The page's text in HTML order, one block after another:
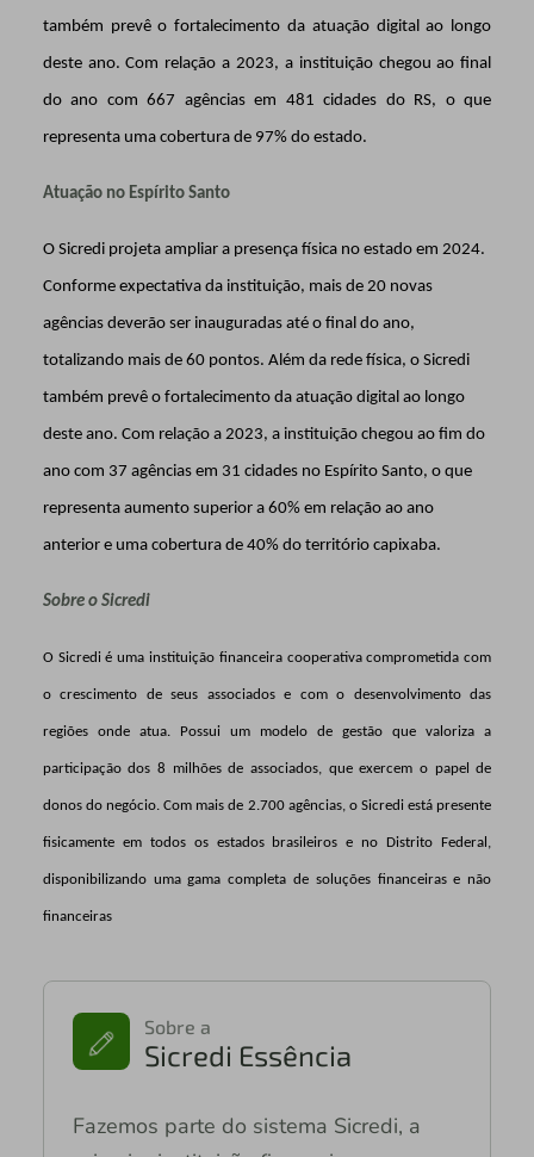
também prevê o fortalecimento da atuação digital ao longo
deste ano. Com relação a 2023, a instituição chegou ao final
do ano com 667 agências em 481 cidades do RS, o que
representa uma cobertura de 97% do estado.
Atuação no Espírito Santo
O Sicredi projeta ampliar a presença física no estado em 2024.
Conforme expectativa da instituição, mais de 20 novas
agências deverão ser inauguradas até o final do ano,
totalizando mais de 60 pontos. Além da rede física, o Sicredi
também prevê o fortalecimento da atuação digital ao longo
deste ano. Com relação a 2023, a instituição chegou ao fim do
ano com 37 agências em 31 cidades no Espírito Santo, o que
representa aumento superior a 60% em relação ao ano
anterior e uma cobertura de 40% do território capixaba.
Sobre o Sicredi
O Sicredi é uma instituição financeira cooperativa comprometida com
o crescimento de seus associados e com o desenvolvimento das
regiões onde atua. Possui um modelo de gestão que valoriza a
participação dos 8 milhões de associados, que exercem o papel de
donos do negócio. Com mais de 2.700 agências, o Sicredi está presente
fisicamente em todos os estados brasileiros e no Distrito Federal,
disponibilizando uma gama completa de soluções financeiras e não
financeiras
Sobre a
Sicredi Essência
Fazemos parte do sistema Sicredi, a